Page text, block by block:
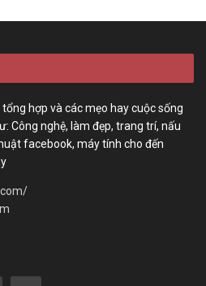
hợp và các mẹo hay cuộc sống
Công nghệ, làm đẹp, trang trí, nấu
facebook, máy tính cho đến